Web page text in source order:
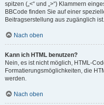
spitzen („<“ und „>“) Klammern
BBCode finden Sie auf einer
Beitragserstellung aus zugänglich ist.
Nach oben
Kann ich HTML benutzen?
Nein, es ist nicht möglich, HTML-
Formatierungsmöglichkeiten, die
werden.
Nach oben